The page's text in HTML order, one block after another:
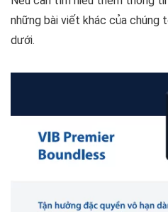
những bài viết khác của chúng
dưới.